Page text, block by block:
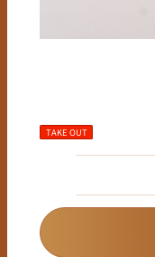
TAKE OUT